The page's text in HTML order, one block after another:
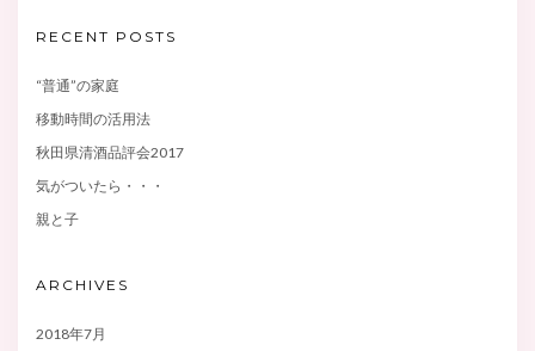
RECENT POSTS
“普通”の家庭
移動時間の活用法
秋田県清酒品評会2017
気がついたら・・・
親と子
ARCHIVES
2018年7月